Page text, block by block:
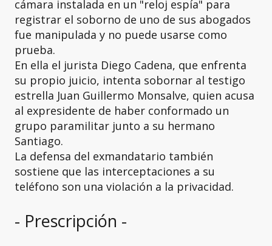
cámara instalada en un "reloj espía" para
registrar el soborno de uno de sus abogados
fue manipulada y no puede usarse como
prueba.
En ella el jurista Diego Cadena, que enfrenta
su propio juicio, intenta sobornar al testigo
estrella Juan Guillermo Monsalve, quien acusa
al expresidente de haber conformado un
grupo paramilitar junto a su hermano
Santiago.
La defensa del exmandatario también
sostiene que las interceptaciones a su
teléfono son una violación a la privacidad.
- Prescripción -